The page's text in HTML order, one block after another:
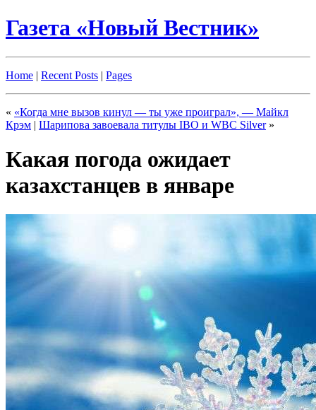
Газета «Новый Вестник»
Home | Recent Posts | Pages
« «Когда мне вызов кинул — ты уже проиграл», — Майкл
Крэм | Шарипова завоевала титулы IBO и WBC Silver »
Какая погода ожидает
казахстанцев в январе